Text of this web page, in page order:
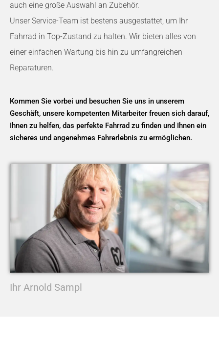
auch eine große Auswahl an Zubehör.
Unser Service-Team ist bestens ausgestattet, um Ihr
Fahrrad in Top-Zustand zu halten. Wir bieten alles von
einer einfachen Wartung bis hin zu umfangreichen
Reparaturen.
Kommen Sie vorbei und besuchen Sie uns in unserem
Geschäft, unsere kompetenten Mitarbeiter freuen sich darauf,
Ihnen zu helfen, das perfekte Fahrrad zu finden und Ihnen ein
sicheres und angenehmes Fahrerlebnis zu ermöglichen.
Ihr Arnold Sampl